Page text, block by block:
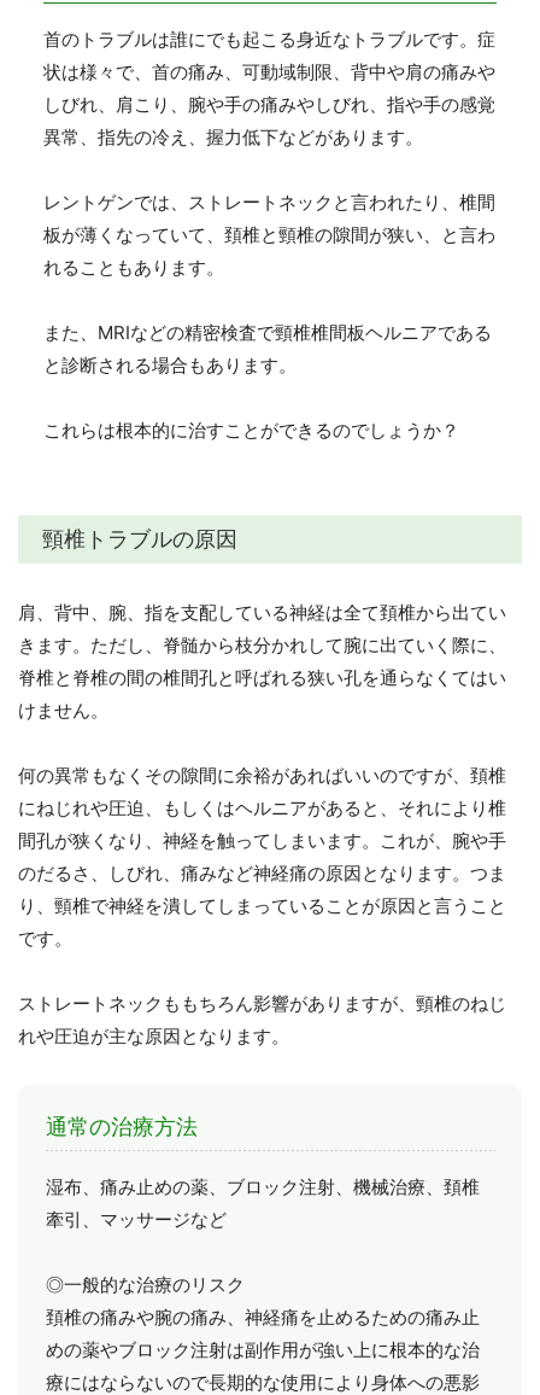
首のトラブルは誰にでも起こる身近なトラブルです。症
状は様々で、首の痛み、可動域制限、背中や肩の痛みや
しびれ、肩こり、腕や手の痛みやしびれ、指や手の感覚
異常、指先の冷え、握力低下などがあります。
レントゲンでは、ストレートネックと言われたり、椎間
板が薄くなっていて、頚椎と頸椎の隙間が狭い、と言わ
れることもあります。
また、MRIなどの精密検査で頸椎椎間板ヘルニアである
と診断される場合もあります。
これらは根本的に治すことができるのでしょうか？
頸椎トラブルの原因
肩、背中、腕、指を支配している神経は全て頚椎から出てい
きます。ただし、脊髄から枝分かれして腕に出ていく際に、
脊椎と脊椎の間の椎間孔と呼ばれる狭い孔を通らなくてはい
けません。
何の異常もなくその隙間に余裕があればいいのですが、頚椎
にねじれや圧迫、もしくはヘルニアがあると、それにより椎
間孔が狭くなり、神経を触ってしまいます。これが、腕や手
のだるさ、しびれ、痛みなど神経痛の原因となります。つま
り、頸椎で神経を潰してしまっていることが原因と言うこと
です。
ストレートネックももちろん影響がありますが、頸椎のねじ
れや圧迫が主な原因となります。
通常の治療方法
湿布、痛み止めの薬、ブロック注射、機械治療、頚椎
牽引、マッサージなど
◎一般的な治療のリスク
頚椎の痛みや腕の痛み、神経痛を止めるための痛み止
めの薬やブロック注射は副作用が強い上に根本的な治
療にはならないので長期的な使用により身体への悪影